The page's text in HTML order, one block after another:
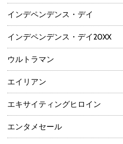
インデペンデンス・デイ
インデペンデンス・デイ20XX
ウルトラマン
エイリアン
エキサイティングヒロイン
エンタメセール